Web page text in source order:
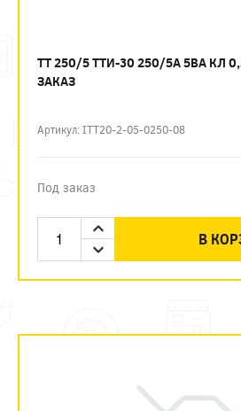
ТТ 250/5 ТТИ-30 250/5А 5ВА КЛ
ЗАКАЗ
Артикул: ITT20-2-05-0250-08
Под заказ
В